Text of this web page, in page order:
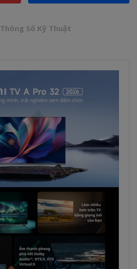
Thông Số Kỹ Thuật